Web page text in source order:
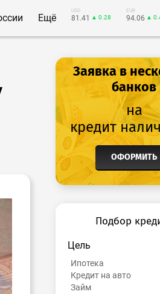
Ещё
USD
81.41 ▲ 0.28
EUR
94.06 ▲
Заявка в
банков
на
кредит
ОФОРМИТЬ
Подбор
Цель
Ипотека
Кредит на авто
Займ